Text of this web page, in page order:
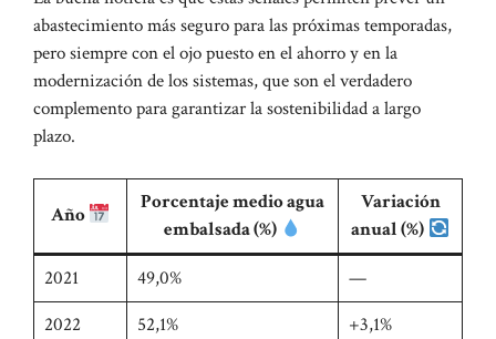
abastecimiento más seguro para las próximas temporadas,
pero siempre con el ojo puesto en el ahorro y en la
modernización de los sistemas, que son el verdadero
complemento para garantizar la sostenibilidad a largo
plazo.
Año
Porcentaje medio agua
embalsada (%)
Variación
anual (%)
2021
49,0%
—
2022
52,1%
+3,1%